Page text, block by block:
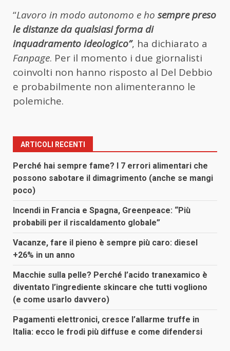
“Lavoro in modo autonomo e ho sempre preso
le distanze da qualsiasi forma di
inquadramento ideologico”, ha dichiarato a
Fanpage. Per il momento i due giornalisti
coinvolti non hanno risposto al Del Debbio
e probabilmente non alimenteranno le
polemiche.
ARTICOLI RECENTI
Perché hai sempre fame? I 7 errori alimentari che
possono sabotare il dimagrimento (anche se mangi
poco)
Incendi in Francia e Spagna, Greenpeace: “Più
probabili per il riscaldamento globale”
Vacanze, fare il pieno è sempre più caro: diesel
+26% in un anno
Macchie sulla pelle? Perché l’acido tranexamico è
diventato l’ingrediente skincare che tutti vogliono
(e come usarlo davvero)
Pagamenti elettronici, cresce l’allarme truffe in
Italia: ecco le frodi più diffuse e come difendersi